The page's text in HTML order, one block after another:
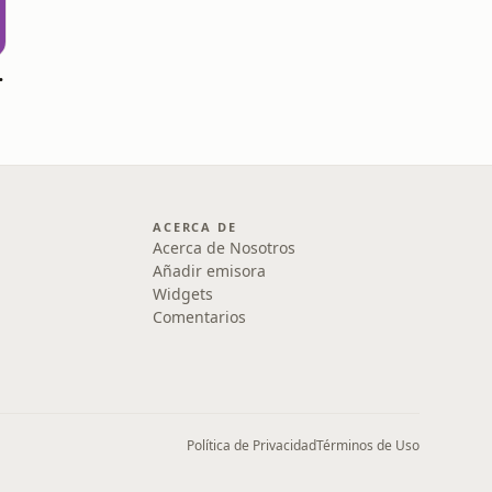
ACERCA DE
Acerca de Nosotros
Añadir emisora
Widgets
Comentarios
Política de PrivacidadTérminos de Uso